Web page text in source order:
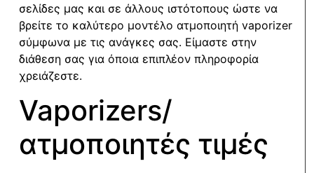
σελίδες μας και σε άλλους ιστότοπους ώστε να
βρείτε το καλύτερο μοντέλο ατμοποιητή vaporizer
σύμφωνα με τις ανάγκες σας. Είμαστε στην
διάθεση σας για όποια επιπλέον πληροφορία
χρειάζεστε.
Vaporizers/
ατμοποιητές τιμές